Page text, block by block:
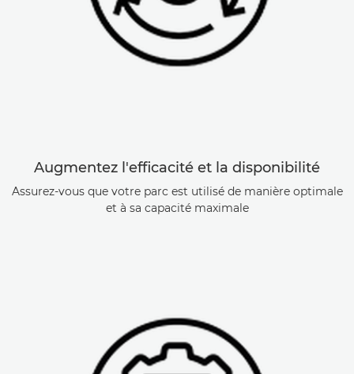
Augmentez l'efficacité et la disponibilité
Assurez-vous que votre parc est utilisé de manière optimale
et à sa capacité maximale